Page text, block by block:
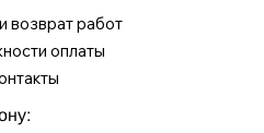
возврат работ
оплаты